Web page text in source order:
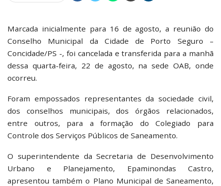
Marcada inicialmente para 16 de agosto, a reunião do
Conselho Municipal da Cidade de Porto Seguro –
Concidade/PS -, foi cancelada e transferida para a manhã
dessa quarta-feira, 22 de agosto, na sede OAB, onde
ocorreu.
Foram empossados representantes da sociedade civil,
dos conselhos municipais, dos órgãos relacionados,
entre outros, para a formação do Colegiado para
Controle dos Serviços Públicos de Saneamento.
O superintendente da Secretaria de Desenvolvimento
Urbano e Planejamento, Epaminondas Castro,
apresentou também o Plano Municipal de Saneamento,